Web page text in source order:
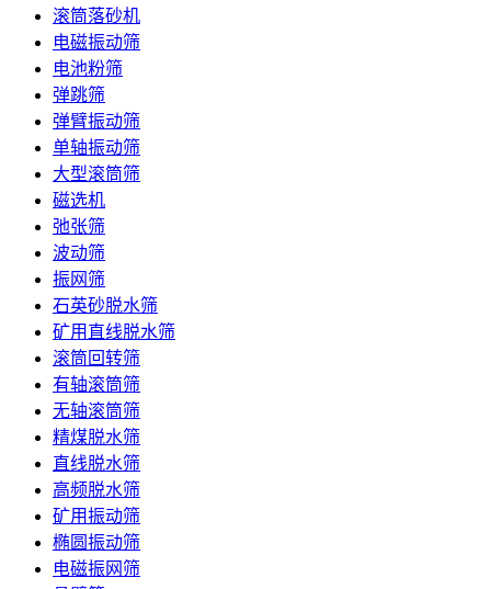
滚筒落砂机
电磁振动筛
电池粉筛
弹跳筛
弹臂振动筛
单轴振动筛
大型滚筒筛
磁选机
弛张筛
波动筛
振网筛
石英砂脱水筛
矿用直线脱水筛
滚筒回转筛
有轴滚筒筛
无轴滚筒筛
精煤脱水筛
直线脱水筛
高频脱水筛
矿用振动筛
椭圆振动筛
电磁振网筛